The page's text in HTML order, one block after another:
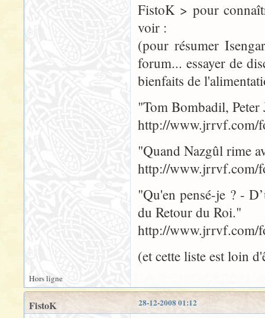
FistoK > pour
voir :
(pour résumer
forum... essayer de
bienfaits de
"Tom Bombadil,
http://www.jrrvf.com/
"Quand Nazgûl rime
http://www.jrrvf.com/
"Qu'en pensé-je ? -
du Retour du Roi."
http://www.jrrvf.com/
(et cette liste est loin
Hors ligne
28-12-2008 01:12
FistoK